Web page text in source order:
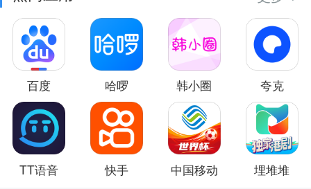
百度 哈啰 韩小圈 夸克
TT语音 快手 中国移动 埋堆堆